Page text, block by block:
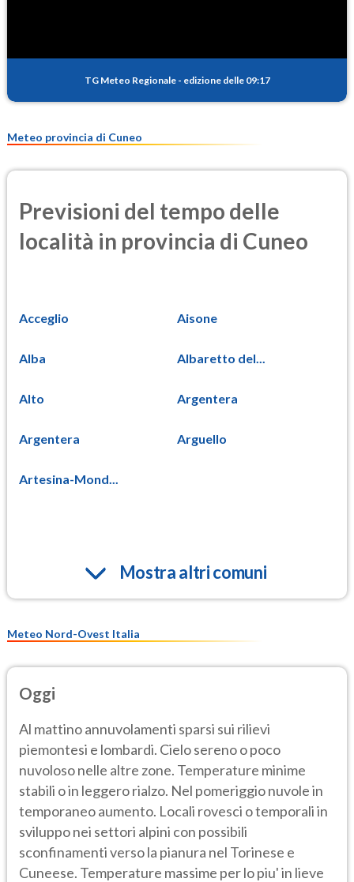
TG Meteo Regionale - edizione delle 09:17
Meteo provincia di Cuneo
Previsioni del tempo delle
località in provincia di Cuneo
Acceglio Aisone
Alba Albaretto del...
Alto Argentera
Argentera Arguello
Artesina-Mond...
Mostra altri comuni
Meteo Nord-Ovest Italia
Oggi
Al mattino annuvolamenti sparsi sui rilievi
piemontesi e lombardi. Cielo sereno o poco
nuvoloso nelle altre zone. Temperature minime
stabili o in leggero rialzo. Nel pomeriggio nuvole in
temporaneo aumento. Locali rovesci o temporali in
sviluppo nei settori alpini con possibili
sconfinamenti verso la pianura nel Torinese e
Cuneese. Temperature massime per lo piu' in lieve